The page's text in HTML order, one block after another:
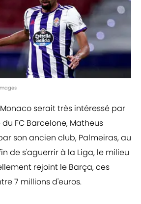
Monaco serait très intéressé par
FC Barcelone, Matheus
son ancien club, Palmeiras, au
de s'aguerrir à la Liga, le milieu
rejoint le Barça, ces
7 millions d'euros.